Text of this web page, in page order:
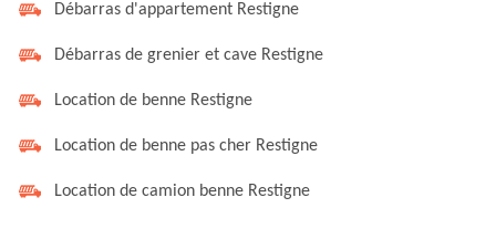
Débarras d'appartement Restigne
Débarras de grenier et cave Restigne
Location de benne Restigne
Location de benne pas cher Restigne
Location de camion benne Restigne